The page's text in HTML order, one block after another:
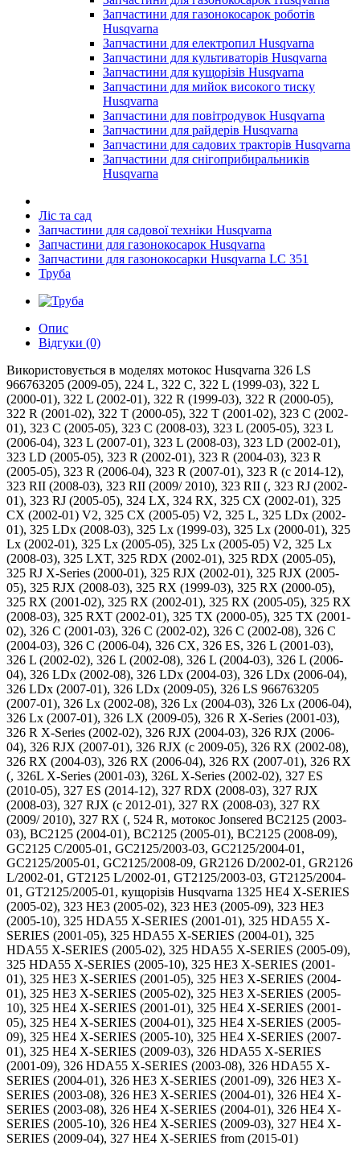
Запчастини для газонокосарок роботів
Husqvarna
Запчастини для електропил Husqvarna
Запчастини для культиваторів Husqvarna
Запчастини для кущорізів Husqvarna
Запчастини для мийок високого тиску
Husqvarna
Запчастини для повітродувок Husqvarna
Запчастини для райдерів Husqvarna
Запчастини для садових тракторів Husqvarna
Запчастини для снігоприбиральників
Husqvarna
Ліс та сад
Запчастини для садової техніки Husqvarna
Запчастини для газонокосарок Husqvarna
Запчастини для газонокосарки Husqvarna LC 351
Труба
Опис
Відгуки (0)
Використовується в моделях мотокос Husqvarna 326 LS
966763205 (2009-05), 224 L, 322 C, 322 L (1999-03), 322 L
(2000-01), 322 L (2002-01), 322 R (1999-03), 322 R (2000-05),
322 R (2001-02), 322 T (2000-05), 322 T (2001-02), 323 C (2002-
01), 323 C (2005-05), 323 C (2008-03), 323 L (2005-05), 323 L
(2006-04), 323 L (2007-01), 323 L (2008-03), 323 LD (2002-01),
323 LD (2005-05), 323 R (2002-01), 323 R (2004-03), 323 R
(2005-05), 323 R (2006-04), 323 R (2007-01), 323 R (c 2014-12),
323 RII (2008-03), 323 RII (2009/ 2010), 323 RII (, 323 RJ (2002-
01), 323 RJ (2005-05), 324 LX, 324 RX, 325 CX (2002-01), 325
CX (2002-01) V2, 325 CX (2005-05) V2, 325 L, 325 LDx (2002-
01), 325 LDx (2008-03), 325 Lx (1999-03), 325 Lx (2000-01), 325
Lx (2002-01), 325 Lx (2005-05), 325 Lx (2005-05) V2, 325 Lx
(2008-03), 325 LXT, 325 RDX (2002-01), 325 RDX (2005-05),
325 RJ X-Series (2000-01), 325 RJX (2002-01), 325 RJX (2005-
05), 325 RJX (2008-03), 325 RX (1999-03), 325 RX (2000-05),
325 RX (2001-02), 325 RX (2002-01), 325 RX (2005-05), 325 RX
(2008-03), 325 RXT (2002-01), 325 TX (2000-05), 325 TX (2001-
02), 326 C (2001-03), 326 C (2002-02), 326 C (2002-08), 326 C
(2004-03), 326 C (2006-04), 326 CX, 326 ES, 326 L (2001-03),
326 L (2002-02), 326 L (2002-08), 326 L (2004-03), 326 L (2006-
04), 326 LDx (2002-08), 326 LDx (2004-03), 326 LDx (2006-04),
326 LDx (2007-01), 326 LDx (2009-05), 326 LS 966763205
(2007-01), 326 Lx (2002-08), 326 Lx (2004-03), 326 Lx (2006-04),
326 Lx (2007-01), 326 LX (2009-05), 326 R X-Series (2001-03),
326 R X-Series (2002-02), 326 RJX (2004-03), 326 RJX (2006-
04), 326 RJX (2007-01), 326 RJX (c 2009-05), 326 RX (2002-08),
326 RX (2004-03), 326 RX (2006-04), 326 RX (2007-01), 326 RX
(, 326L X-Series (2001-03), 326L X-Series (2002-02), 327 ES
(2010-05), 327 ES (2014-12), 327 RDX (2008-03), 327 RJX
(2008-03), 327 RJX (c 2012-01), 327 RX (2008-03), 327 RX
(2009/ 2010), 327 RX (, 524 R, мотокос Jonsered BC2125 (2003-
03), BC2125 (2004-01), BC2125 (2005-01), BC2125 (2008-09),
GC2125 C/2005-01, GC2125/2003-03, GC2125/2004-01,
GC2125/2005-01, GC2125/2008-09, GR2126 D/2002-01, GR2126
L/2002-01, GT2125 L/2002-01, GT2125/2003-03, GT2125/2004-
01, GT2125/2005-01, кущорізів Husqvarna 1325 HE4 X-SERIES
(2005-02), 323 HE3 (2005-02), 323 HE3 (2005-09), 323 HE3
(2005-10), 325 HDA55 X-SERIES (2001-01), 325 HDA55 X-
SERIES (2001-05), 325 HDA55 X-SERIES (2004-01), 325
HDA55 X-SERIES (2005-02), 325 HDA55 X-SERIES (2005-09),
325 HDA55 X-SERIES (2005-10), 325 HE3 X-SERIES (2001-
01), 325 HE3 X-SERIES (2001-05), 325 HE3 X-SERIES (2004-
01), 325 HE3 X-SERIES (2005-02), 325 HE3 X-SERIES (2005-
10), 325 HE4 X-SERIES (2001-01), 325 HE4 X-SERIES (2001-
05), 325 HE4 X-SERIES (2004-01), 325 HE4 X-SERIES (2005-
09), 325 HE4 X-SERIES (2005-10), 325 HE4 X-SERIES (2007-
01), 325 HE4 X-SERIES (2009-03), 326 HDA55 X-SERIES
(2001-09), 326 HDA55 X-SERIES (2003-08), 326 HDA55 X-
SERIES (2004-01), 326 HE3 X-SERIES (2001-09), 326 HE3 X-
SERIES (2003-08), 326 HE3 X-SERIES (2004-01), 326 HE4 X-
SERIES (2003-08), 326 HE4 X-SERIES (2004-01), 326 HE4 X-
SERIES (2005-10), 326 HE4 X-SERIES (2009-03), 327 HE4 X-
SERIES (2009-04), 327 HE4 X-SERIES from (2015-01)